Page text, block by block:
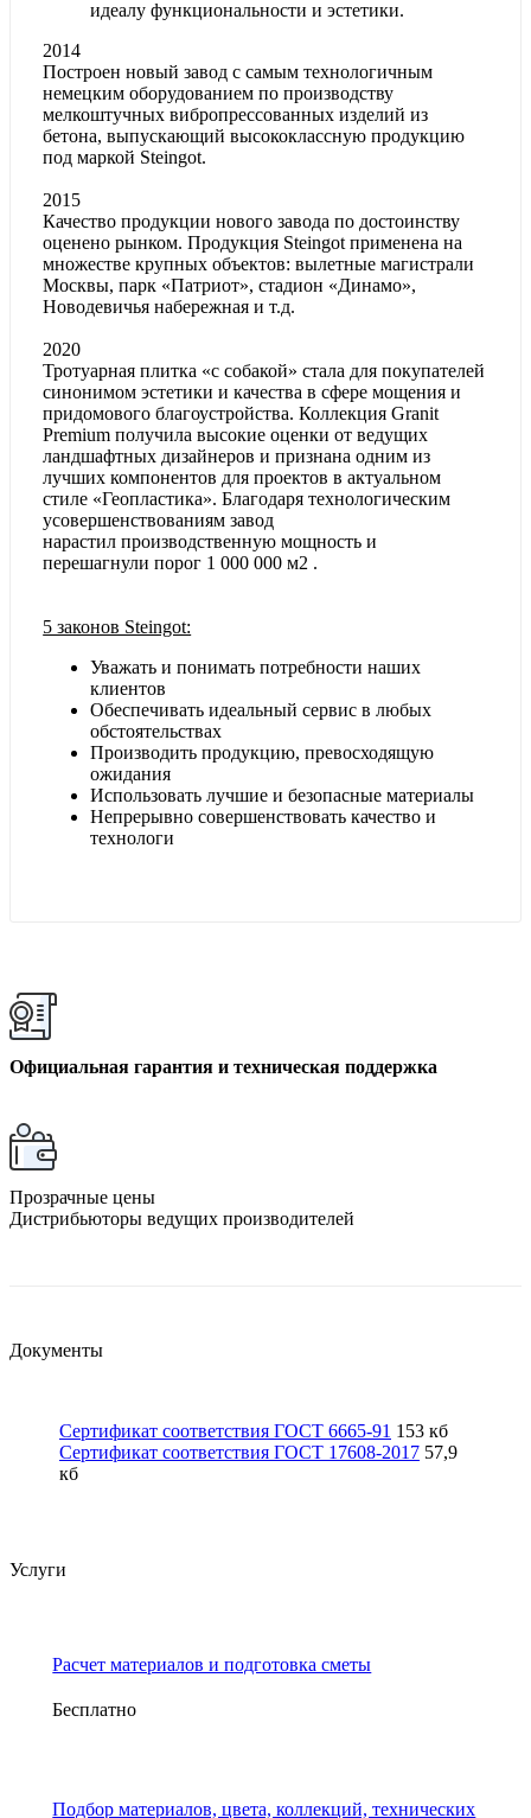
идеалу функциональности и эстетики.
2014
Построен новый завод с самым технологичным
немецким оборудованием по производству
мелкоштучных вибропрессованных изделий из
бетона, выпускающий высококлассную продукцию
под маркой Steingot.
2015
Качество продукции нового завода по достоинству
оценено рынком. Продукция Steingot применена на
множестве крупных объектов: вылетные магистрали
Москвы, парк «Патриот», стадион «Динамо»,
Новодевичья набережная и т.д.
2020
Тротуарная плитка «с собакой» стала для покупателей
синонимом эстетики и качества в сфере мощения и
придомового благоустройства. Коллекция Granit
Premium получила высокие оценки от ведущих
ландшафтных дизайнеров и признана одним из
лучших компонентов для проектов в актуальном
стиле «Геопластика». Благодаря технологическим
усовершенствованиям завод
нарастил производственную мощность и
перешагнули порог 1 000 000 м2 .
5 законов Steingot:
Уважать и понимать потребности наших
клиентов
Обеспечивать идеальный сервис в любых
обстоятельствах
Производить продукцию, превосходящую
ожидания
Использовать лучшие и безопасные материалы
Непрерывно совершенствовать качество и
технологи
Официальная гарантия и техническая поддержка
Прозрачные цены
Дистрибьюторы ведущих производителей
Документы
Сертификат соответствия ГОСТ 6665-91 153 кб
Сертификат соответствия ГОСТ 17608-2017 57,9
кб
Услуги
Расчет материалов и подготовка сметы
Бесплатно
Подбор материалов, цвета, коллекций, технических